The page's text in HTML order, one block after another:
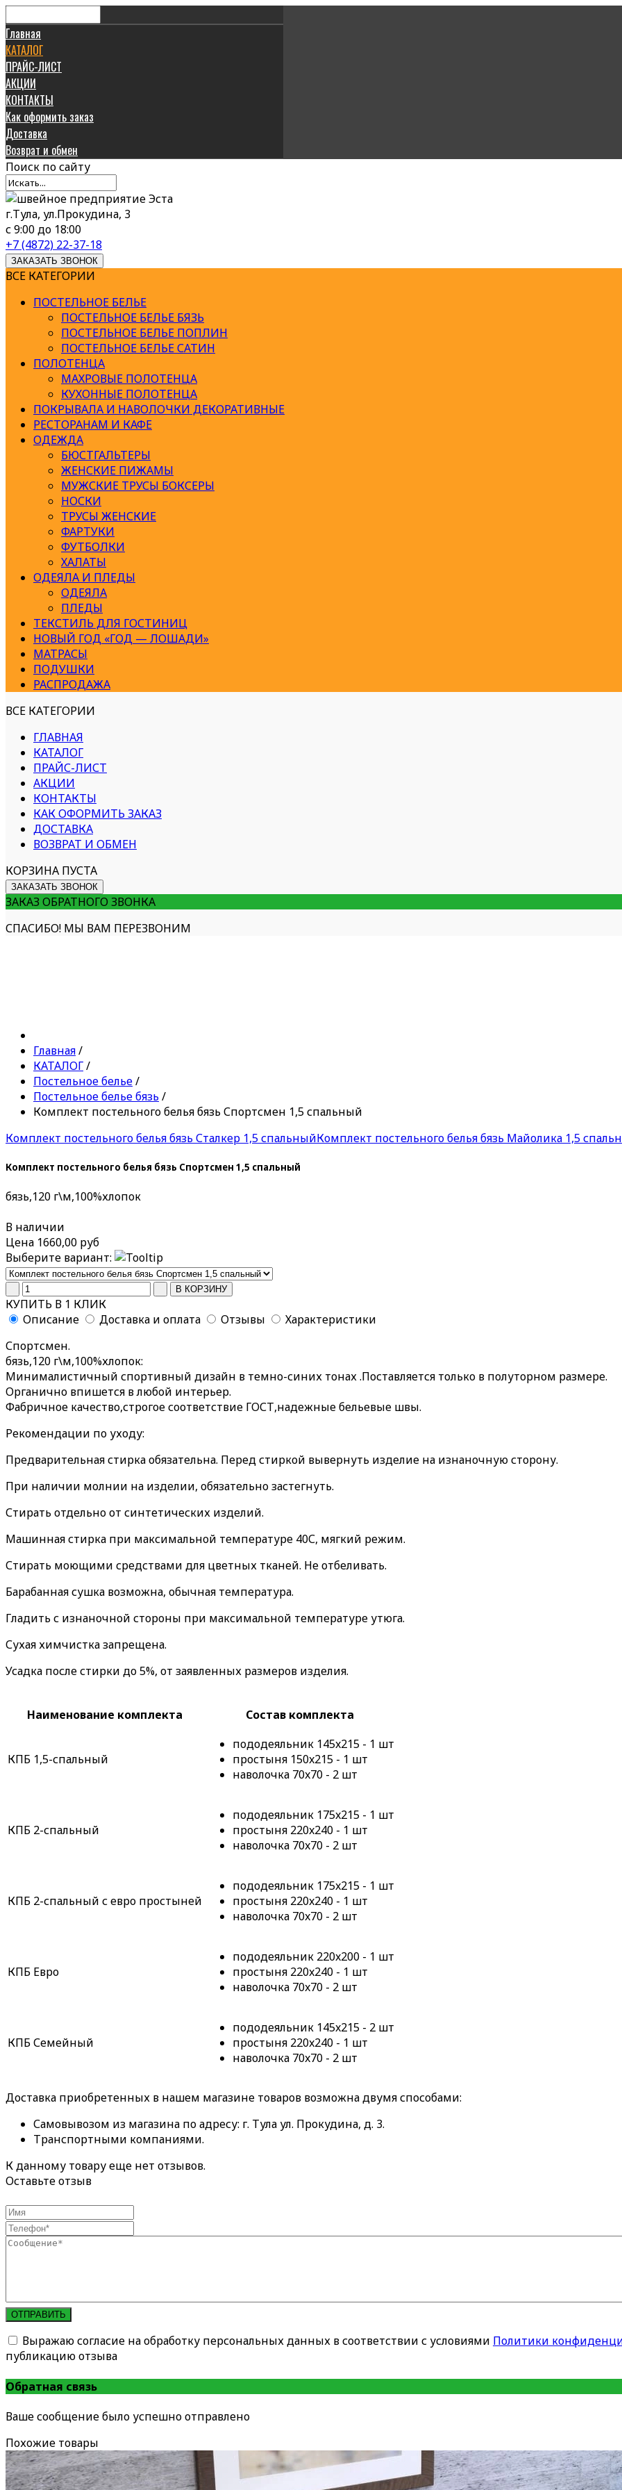
Главная
КАТАЛОГ
ПРАЙС-ЛИСТ
АКЦИИ
КОНТАКТЫ
Как оформить заказ
Доставка
Возврат и обмен
Поиск по сайту
г.Тула, ул.Прокудина, 3
с 9:00 до 18:00
+7 (4872) 22-37-18
ЗАКАЗАТЬ ЗВОНОК
ВСЕ КАТЕГОРИИ
ПОСТЕЛЬНОЕ БЕЛЬЕ
ПОСТЕЛЬНОЕ БЕЛЬЕ БЯЗЬ
ПОСТЕЛЬНОЕ БЕЛЬЕ ПОПЛИН
ПОСТЕЛЬНОЕ БЕЛЬЕ САТИН
ПОЛОТЕНЦА
МАХРОВЫЕ ПОЛОТЕНЦА
КУХОННЫЕ ПОЛОТЕНЦА
ПОКРЫВАЛА И НАВОЛОЧКИ ДЕКОРАТИВНЫЕ
РЕСТОРАНАМ И КАФЕ
ОДЕЖДА
БЮСТГАЛЬТЕРЫ
ЖЕНСКИЕ ПИЖАМЫ
МУЖСКИЕ ТРУСЫ БОКСЕРЫ
НОСКИ
ТРУСЫ ЖЕНСКИЕ
ФАРТУКИ
ФУТБОЛКИ
ХАЛАТЫ
ОДЕЯЛА И ПЛЕДЫ
ОДЕЯЛА
ПЛЕДЫ
ТЕКСТИЛЬ ДЛЯ ГОСТИНИЦ
НОВЫЙ ГОД «ГОД — ЛОШАДИ»
МАТРАСЫ
ПОДУШКИ
РАСПРОДАЖА
ВСЕ КАТЕГОРИИ
ГЛАВНАЯ
КАТАЛОГ
ПРАЙС-ЛИСТ
АКЦИИ
КОНТАКТЫ
КАК ОФОРМИТЬ ЗАКАЗ
ДОСТАВКА
ВОЗВРАТ И ОБМЕН
КОРЗИНА ПУСТА
ЗАКАЗАТЬ ЗВОНОК
ЗАКАЗ ОБРАТНОГО ЗВОНКА
СПАСИБО! МЫ ВАМ ПЕРЕЗВОНИМ
Главная/
КАТАЛОГ/
Постельное белье/
Постельное белье бязь /
Комплект постельного белья бязь Спортсмен 1,5 спальный
Комплект постельного белья бязь Сталкер 1,5 спальныйКомплект постельного белья бязь Майолика 1,5
Комплект постельного белья бязь Спортсмен 1,5 спальный
бязь,120 г\м,100%хлопок
В наличии
Цена 1660,00 руб
Выберите вариант:
КУПИТЬ В 1 КЛИК
Описание
Доставка и оплата Отзывы
Характеристики
Спортсмен.
бязь,120 г\м,100%хлопок:
Минималистичный спортивный дизайн в темно-синих тонах .Поставляется только в полуторном размере.
Органично впишется в любой интерьер.
Фабричное качество,строгое соответствие ГОСТ,надежные бельевые швы.
Рекомендации по уходу:
Предварительная стирка обязательна. Перед стиркой вывернуть изделие на изнаночную сторону.
При наличии молнии на изделии, обязательно застегнуть.
Стирать отдельно от синтетических изделий.
Машинная стирка при максимальной температуре 40С, мягкий режим.
Стирать моющими средствами для цветных тканей. Не отбеливать.
Барабанная сушка возможна, обычная температура.
Гладить с изнаночной стороны при максимальной температуре утюга.
Сухая химчистка запрещена.
Усадка после стирки до 5%, от заявленных размеров изделия.
Наименование комплекта Состав комплекта
КПБ 1,5-спальный
пододеяльник 145x215 - 1 шт
простыня 150x215 - 1 шт
наволочка 70x70 - 2 шт
КПБ 2-спальный
пододеяльник 175x215 - 1 шт
простыня 220x240 - 1 шт
наволочка 70x70 - 2 шт
КПБ 2-спальный с евро простыней
пододеяльник 175x215 - 1 шт
простыня 220x240 - 1 шт
наволочка 70x70 - 2 шт
КПБ Евро
пододеяльник 220x200 - 1 шт
простыня 220x240 - 1 шт
наволочка 70x70 - 2 шт
КПБ Семейный
пододеяльник 145x215 - 2 шт
простыня 220x240 - 1 шт
наволочка 70x70 - 2 шт
Доставка приобретенных в нашем магазине товаров возможна двумя способами:
Самовывозом из магазина по адресу: г. Тула ул. Прокудина, д. 3.
Транспортными компаниями.
К данному товару еще нет отзывов.
Оставьте отзыв
ОТПРАВИТЬ
Выражаю согласие на обработку персональных данных в соответствии с условиями Политики
публикацию отзыва
Обратная связь
Ваше сообщение было успешно отправлено
Похожие товары